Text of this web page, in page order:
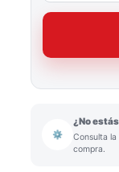
⚙
¿No
Consulta
compra.